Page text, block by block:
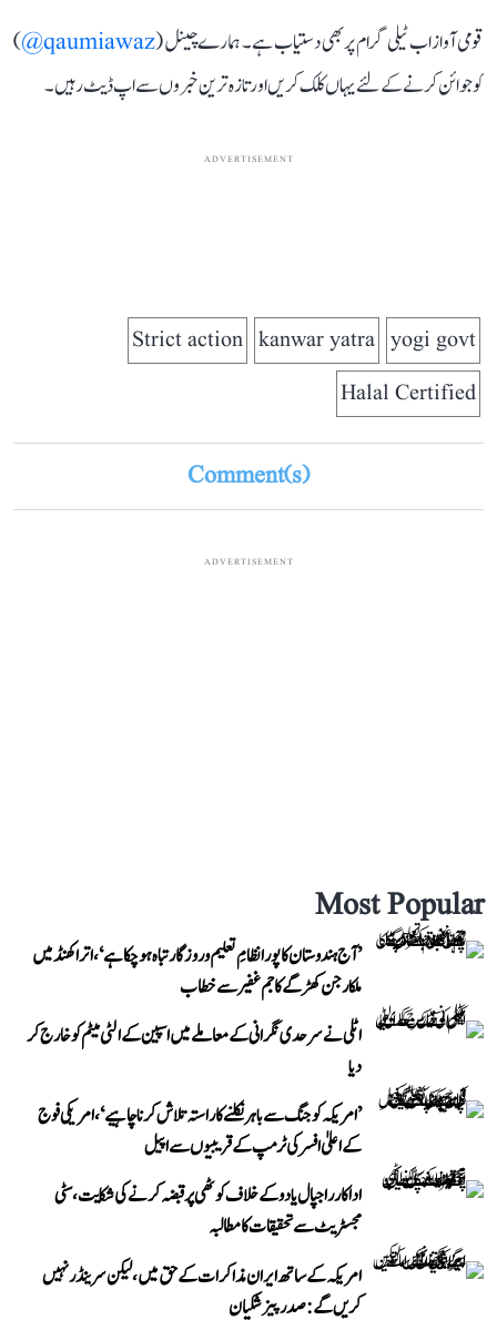
قومی آواز اب ٹیلی گرام پر بھی دستیاب ہے۔ ہمارے چینل (qaumiawaz@
)
کو جوائن کرنے کے لئے یہاں کلک کریں اور تازہ ترین خبروں سے اپ ڈیٹ رہیں۔
ADVERTISEMENT
yogi govt
kanwar yatra
Strict action
Halal Certified
Comment(s)
ADVERTISEMENT
Most Popular
’آج ہندوستان کا پورا نظامِ تعلیم و روزگار تباہ ہو چکا ہے‘، اتراکھنڈ میں
ملکارجن کھڑگے کا جم غفیر سے خطاب
اٹلی نے سرحدی نگرانی کے معاملے میں اسپین کے الٹی میٹم کو خارج کر
دیا
’امریکہ کو جنگ سے باہر نکلنے کا راستہ تلاش کرنا چاہیے‘، امریکی فوج
کے اعلیٰ افسر کی ٹرمپ کے قریبیوں سے اپیل
اداکار راجپال یادو کے خلاف کوٹھی پر قبضہ کرنے کی شکایت، سٹی
مجسٹریٹ سے تحقیقات کا مطالبہ
امریکہ کے ساتھ ایران مذاکرات کے حق میں، لیکن سرینڈر نہیں
کریں گے: صدر پیزشکیان